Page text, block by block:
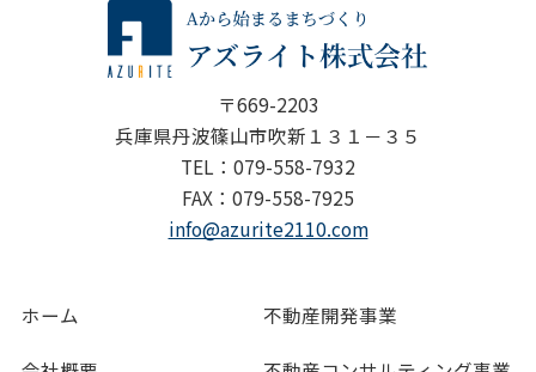
〒669-2203
兵庫県丹波篠山市吹新１３１－３５
TEL：079-558-7932
FAX：079-558-7925
info@azurite2110.com
ホーム 不動産開発事業